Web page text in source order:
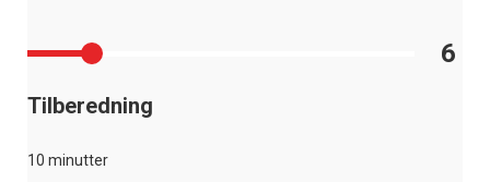
6
Tilberedning
10 minutter